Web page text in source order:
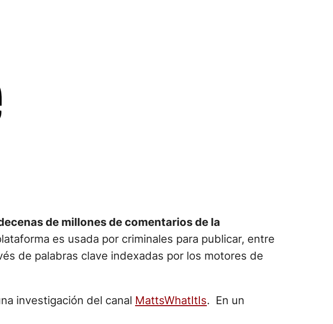
de millones de comentarios de la
es usada por criminales para publicar, entre
de palabras clave indexadas por los motores de
investigación del canal MattsWhatItIs. En un